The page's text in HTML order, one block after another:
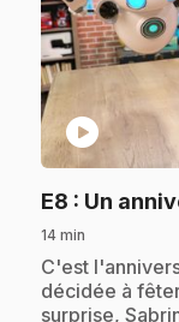
play_circle
E8 : Un
14 min
.C'est
décidée à
surprise,